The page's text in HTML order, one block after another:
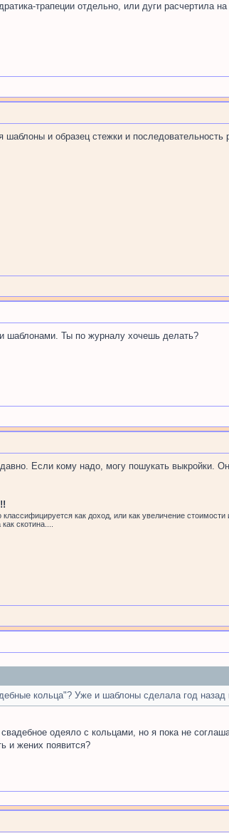
трапеции отдельно, или дуги расчертила
и образец стежки и
шаблонами. Ты по журналу хочешь делать?
Если кому надо, могу пошукать выкройки.
как доход, или как увеличение
скотина....
кольца"? Уже и шаблоны сделала год назад
одеяло с кольцами, но я пока не
и жених появится?